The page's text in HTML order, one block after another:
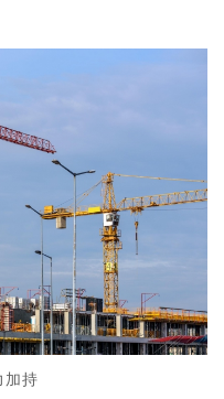
加持